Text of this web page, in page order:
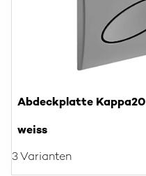
Abdeckplatte Kappa20
weiss
3 Varianten